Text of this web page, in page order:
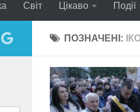
Світ Цікаво Події
ПОЗНАЧЕНІ: